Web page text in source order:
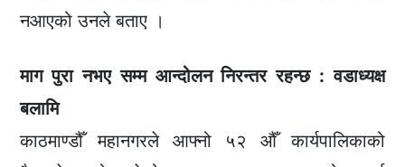
नआएको उनले बताए ।
माग पुरा नभए सम्म आन्दोलन निरन्तर रहन्छ : वडाध्यक्ष
बलामि
काठमाण्डौँ महानगरले आफ्नो ५२ औँ कार्यपालिकाको